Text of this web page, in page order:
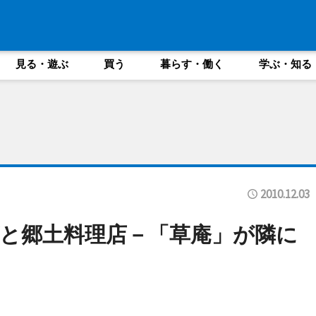
見る・遊ぶ 買う 暮らす・働く 学ぶ・知る
2010.12.03
郷土料理店－「草庵」が隣に